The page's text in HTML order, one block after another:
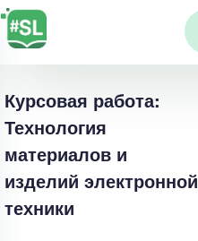
Курсовая работа:
Технология
материалов и
изделий электронной
техники